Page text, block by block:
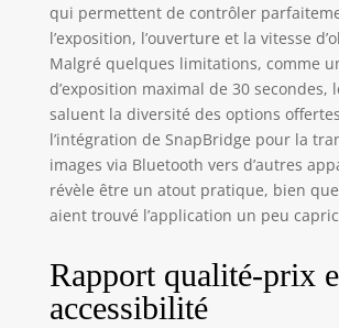
qui permettent de contrôler
l’exposition, l’ouverture et la vitesse
Malgré quelques limitations, comme
d’exposition maximal de 30 secondes,
saluent la diversité des options
l’intégration de SnapBridge pour la
images via Bluetooth vers d’autres
révèle être un atout pratique, bien
aient trouvé l’application un peu
Rapport qualité-prix
accessibilité